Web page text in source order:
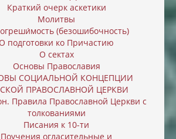
Краткий очерк аскетики
Молитвы
(безошибочность)
О подготовки ко Причастию
О сектах
Основы Православия
СОЦИАЛЬНОЙ КОНЦЕПЦИИ
ПРАВОСЛАВНОЙ ЦЕРКВИ
Правила Православной Церкви с
толкованиями
Писания к 10-ти
Поучения огласительные и